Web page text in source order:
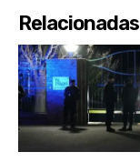
Relacionadas